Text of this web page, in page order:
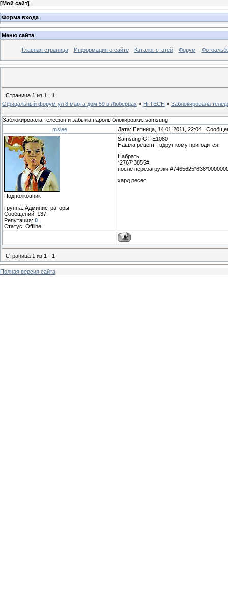
[Мой сайт]
Форма входа
Меню сайта
Главная страница Информация о сайте Каталог статей Форум
Страница 1 из 1
1
Офицальный форум ул 8 марта дом 59 в Люберцах » Hi TECH » Заблокировала
Заблокировала телефон и забыла пароль блокировки. samsung
mslee
Дата: Пятница, 14.01.2011, 22:04 |
Подполковник
Группа: Администраторы
Сообщений: 137
Репутация: 0
Статус: Offline
Samsung GT-E1080
Нашла рецепт , вдруг кому пригодится.
Набрать
*2767*3855#
после перезагрузки
хард ресет
Страница 1 из 1 1
Полная версия сайта